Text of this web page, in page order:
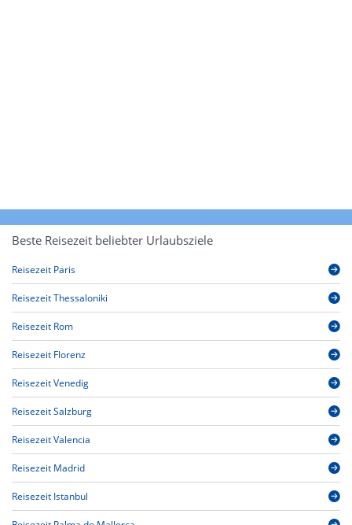
Beste Reisezeit beliebter Urlaubsziele
Reisezeit Paris
Reisezeit Thessaloniki
Reisezeit Rom
Reisezeit Florenz
Reisezeit Venedig
Reisezeit Salzburg
Reisezeit Valencia
Reisezeit Madrid
Reisezeit Istanbul